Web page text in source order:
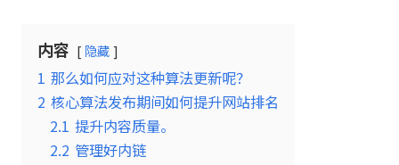
内容 隐藏
1 那么如何应对这种算法更新呢？
2 核心算法发布期间如何提升网站排名
2.1 提升内容质量。
2.2 管理好内链